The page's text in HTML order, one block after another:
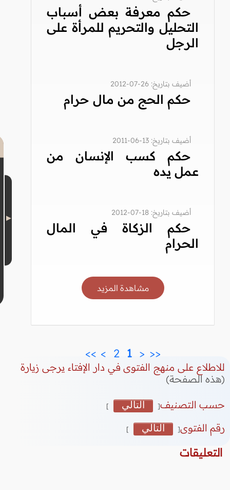
حكم معرفة بعض أسباب
التحليل والتحريم للمرأة على
الرجل
أضيف بتاريخ: 26-07-2012
حكم الحج من مال حرام
أضيف بتاريخ: 13-06-2011
حكم كسب الإنسان من
عمل يده
أضيف بتاريخ: 18-07-2012
حكم الزكاة في المال
الحرام
مشاهدة المزيد
<<
<
1
2
>
>>
للاطلاع على منهج الفتوى في دار الإفتاء يرجى زيارة
(هذه الصفحة)
حسب التصنيف[ التالي ]
رقم الفتوى[ التالي ]
التعليقات